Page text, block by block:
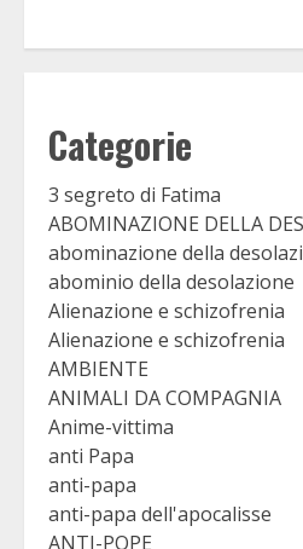
Categorie
3 segreto di Fatima
ABOMINAZIONE DELLA
abominazione della
abominio della desolazione
Alienazione e schizofrenia
Alienazione e schizofrenia
AMBIENTE
ANIMALI DA COMPAGNIA
Anime-vittima
anti Papa
anti-papa
anti-papa dell'apocalisse
ANTI-POPE